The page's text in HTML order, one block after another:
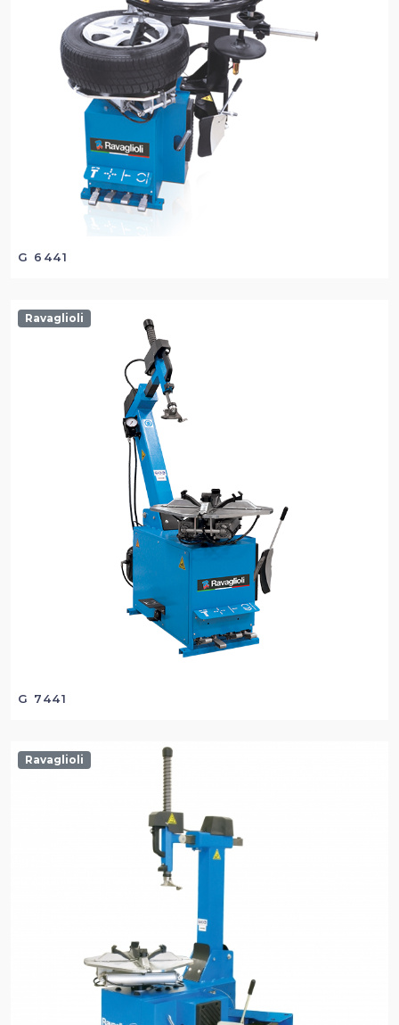
G 6441
Ravaglioli
G 7441
Ravaglioli